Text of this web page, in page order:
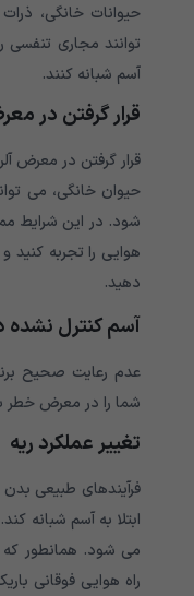
حیوانات خانگی،
توانند مجاری تنفسی
آسم شبانه کنند.
قرار گرفتن در
قرار گرفتن در معرض
حیوان خانگی، می
شود. در این شرایط
هوایی را تجربه
دهید.
آسم کنترل نشده
عدم رعایت صحیح
شما را در معرض خطر
تغییر عملکرد ریه
فرآیندهای طبیعی
ابتلا به آسم شبانه
می شود. همانطور
راه هوایی فوقانی